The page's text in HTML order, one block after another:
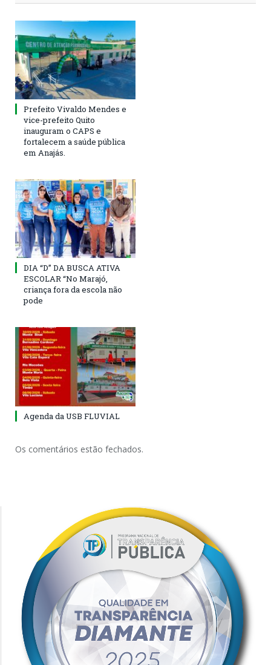
Prefeito Vivaldo Mendes e
vice-prefeito Quito
inauguram o CAPS e
fortalecem a saúde pública
em Anajás.
DIA “D” DA BUSCA ATIVA
ESCOLAR “No Marajó,
criança fora da escola não
pode
Agenda da USB FLUVIAL
Os comentários estão fechados.